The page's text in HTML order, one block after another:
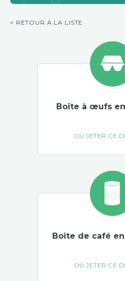
< RETOUR À LA LISTE
Boîte à œufs
Boîte de café